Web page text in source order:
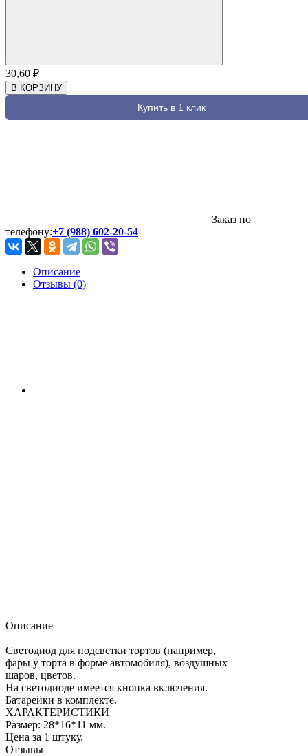
30,60 ₽
В КОРЗИНУ
Купить в 1 клик
Заказ по
телефону:+7 (988) 602-20-54
Описание
Отзывы (0)
Описание
Светодиод для подсветки тортов (например,
фары у торта в форме автомобиля), воздушных
шаров, цветов.
На светодиоде имеется кнопка включения.
Батарейки в комплекте.
ХАРАКТЕРИСТИКИ
Размер: 28*16*11 мм.
Цена за 1 штуку.
Отзывы